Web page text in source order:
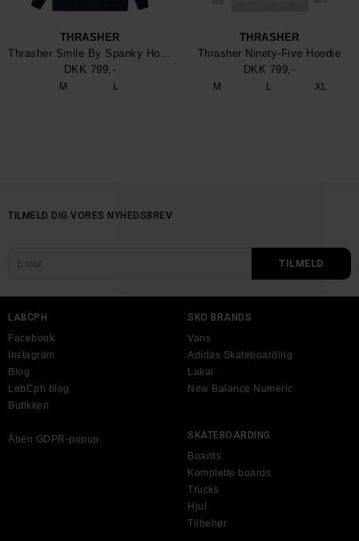
THRASHER
Thrasher Smile By Spanky Hoodie
DKK 799,-
M L
THRASHER
Thrasher Ninety-Five Hoodie
DKK 799,-
M L XL
TILMELD DIG VORES NYHEDSBREV
LABCPH
Facebook
Instagram
Blog
LabCph blog
Butikken
Åben GDPR-popup
SKO BRANDS
Vans
Adidas Skateboarding
Lakai
New Balance Numeric
SKATEBOARDING
Boards
Komplette boards
Trucks
Hjul
Tilbehør